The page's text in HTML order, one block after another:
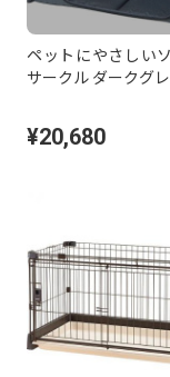
ペットにやさしい
サークル ダークグ
¥20,680